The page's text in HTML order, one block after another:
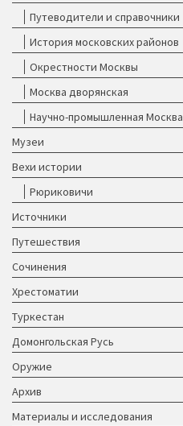
Путеводители и справочники
История московских районов
Окрестности Москвы
Москва дворянская
Научно-промышленная Москва
Музеи
Вехи истории
Рюриковичи
Источники
Путешествия
Сочинения
Хрестоматии
Туркестан
Домонгольская Русь
Оружие
Архив
Материалы и исследования